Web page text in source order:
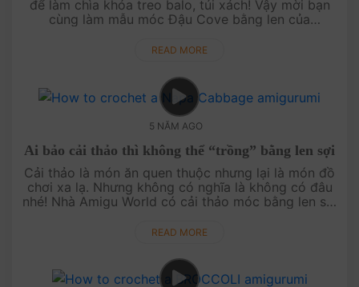
để làm chìa khóa treo balo, túi xách! Vậy mời bạn
cùng làm mẫu móc Đậu Cove bằng len của
rất xinh luôn đấy ạ!....
READ MORE
5 NĂM AGO
Ai bảo cải thảo thì không thể “trồng” bằng len sợi
Cải thảo là món ăn quen thuộc nhưng lại là món đồ
chơi xa lạ. Nhưng không có nghĩa là không có đâu
nhé! Nhà Amigu World có cải thảo móc bằng len sợi
READ MORE